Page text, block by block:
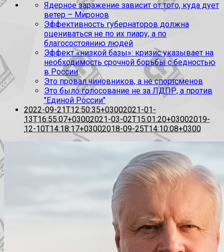
Ядерное заражение зависит от того, куда дует
ветер – Миронов
Эффективность губернаторов должна
оцениваться не по их пиару, а по
благосостоянию людей
Эффект «низкой базы»: кризис указывает на
необходимость срочной борьбы с бедностью
в России
Это провал чиновников, а не спортсменов
Это было голосование не за ЛДПР, а против
"Единой России"
2022-09-21T12:50:35+03002021-01-
13T16:55:07+03002021-03-02T15:01:20+03002019-
12-10T14:18:17+03002018-09-25T14:10:08+0300